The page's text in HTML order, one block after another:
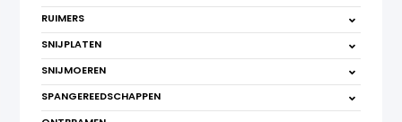
RUIMERS
SNIJPLATEN
SNIJMOEREN
SPANGEREEDSCHAPPEN